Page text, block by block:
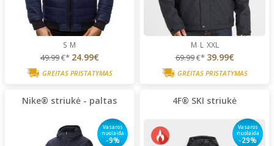
S M
49.99€* 24.99€
GREITAS PRISTATYMAS
M L XXL
69.99€* 39.99€
GREITAS PRISTATYMAS
Nike® striukė - paltas
Vasaros
nuolaida
-9%
4F® SKI striukė
Vasaros
nuolaida
-29%